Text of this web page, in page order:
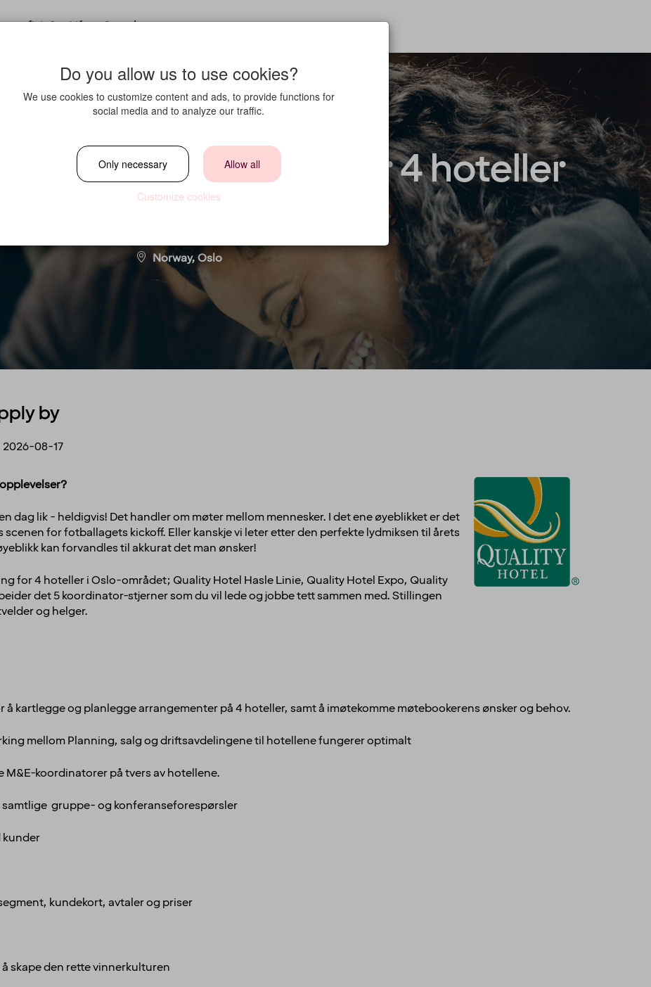
you fit in? Life at Strawberry
M&E Planning for 4 hoteller
Norway, Oslo
by
2026-08-17
dag lik - heldigvis! Det handler om møter mellom mennesker. I det ene øyeblikket er det
for fotballagets kickoff. Eller kanskje vi leter etter den perfekte lydmiksen til årets
kan forvandles til akkurat det man ønsker!
for4 hoteller i Oslo-området; Quality Hotel Hasle Linie, Quality Hotel Expo, Quality
det 5 koordinator-stjerner som du vil lede og jobbe tett sammen med. Stillingen
og helger.
å kartlegge og planlegge arrangementer på 4 hoteller, samt å imøtekomme møtebookerens ønsker og behov.
mellom Planning, salg og driftsavdelingene til hotellene fungerer optimalt
M&E-koordinatorer på tvers av hotellene.
gruppe- og konferanseforespørsler
kunder
kundekort, avtaler og priser
skape den rette vinnerkulturen
Do you allow us to use cookies?
We use cookies to customize content and ads, to provide functions for
social media and to analyze our traffic.
Only necessary Allow all
Customize cookies